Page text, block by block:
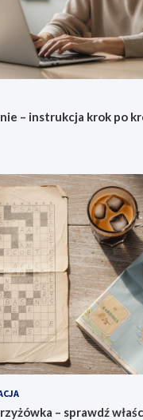
– instrukcja krok po
– sprawdź